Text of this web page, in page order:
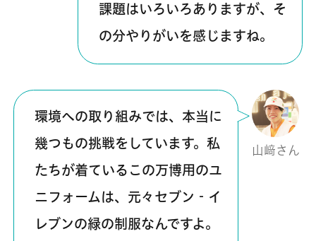
課題はいろいろありますが、そ
の分やりがいを感じますね。
山﨑さん
環境への取り組みでは、本当に
幾つもの挑戦をしています。私
たちが着ているこの万博用のユ
ニフォームは、元々セブン‐イ
レブンの緑の制服なんですよ。